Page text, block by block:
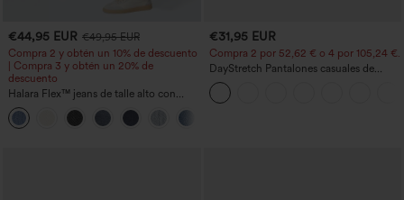
€44,95 EUR €49,95 EUR
Compra 2 y obtén un 10% de descuento
| Compra 3 y obtén un 20% de
descuento
Halara Flex™ jeans de talle alto con
bolsillos, dobladillo enrollado, pierna
ancha y efecto lavado, estilo casual
€31,95 EUR
Compra 2 por 52,62 € o 4 por 105,24 €.
DayStretch Pantalones casuales de
cintura alta con pernera tipo barril y
bolsillos